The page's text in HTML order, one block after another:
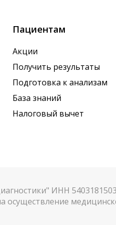
Пациентам
Акции
Получить результаты
Подготовка к анализам
База знаний
Налоговый вычет
ИНН
осуществление